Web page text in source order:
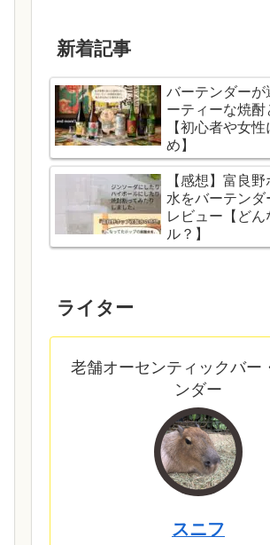
新着記事
バーテンダー
ーティーな焼
【初心者や女
め】
【感想】富良
水をバーテンダ
レビュー【ど
ル？】
ライター
老舗オーセンティックバー
ンダー
スニフ